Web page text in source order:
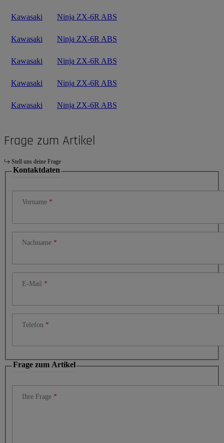
Kawasaki Ninja ZX-6R ABS
Kawasaki Ninja ZX-6R ABS
Kawasaki Ninja ZX-6R ABS
Kawasaki Ninja ZX-6R ABS
Kawasaki Ninja ZX-6R ABS
Frage zum Artikel
Stell uns deine Frage
Kontaktdaten
Vorname
Nachname
E-Mail
Telefon
Frage zum Artikel
Ihre Frage